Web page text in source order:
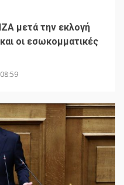
μετά την εκλογή
οι εσωκομματικές